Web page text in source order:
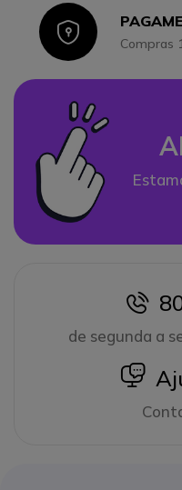
IconCompras
de segunda a